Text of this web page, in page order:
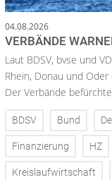
04.08.2026
VERBÄNDE
Laut BDSV, bvse und
Rhein, Donau und
Der Verbände
BDSV Bund
Finanzierung HZ
Kreislaufwirtschaft